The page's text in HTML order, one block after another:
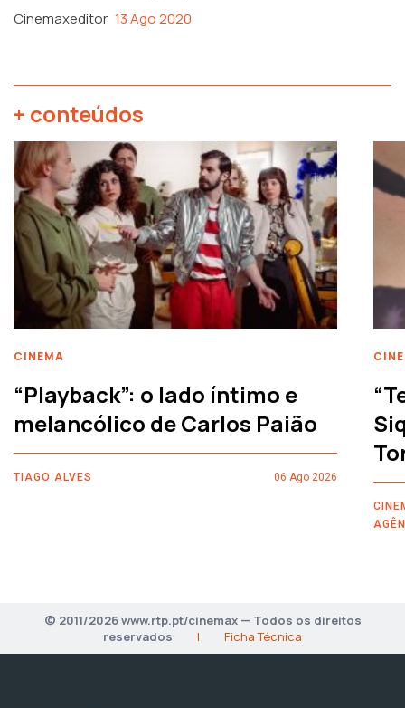
Cinemaxeditor 13 Ago 2020
+ conteúdos
CINEMA
“Playback”: o lado íntimo e
melancólico de Carlos Paião
TIAGO ALVES 06 Ago 2026
© 2011/2026 www.rtp.pt/cinemax — Todos os direitos
reservados
| Ficha Técnica